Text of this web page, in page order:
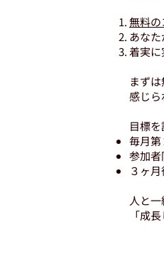
無料
あな
着実
まず
感じら
目標
毎月
参加者
３ヶ
人と
「成